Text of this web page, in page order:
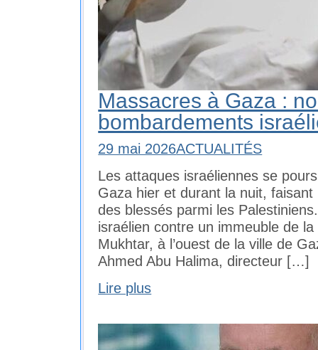
Massacres à Gaza :
bombardements
29 mai 2026ACTUALITÉS
Les attaques israéliennes se
Gaza hier et durant la nuit,
des blessés parmi les
israélien contre un immeuble de
Mukhtar, à l’ouest de la ville de
Ahmed Abu Halima, directeur […]
Lire plus